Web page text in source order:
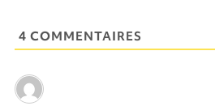
4 COMMENTAIRES